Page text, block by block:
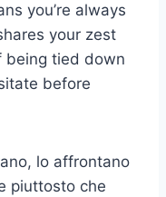
you’re always
your zest
being tied down
before
lo affrontano
piuttosto che